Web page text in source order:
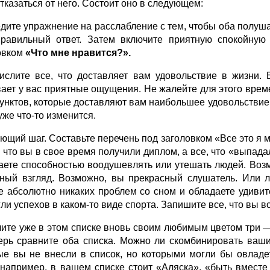
от него. Состоит оно в следующем:
упражнение на расслабление с тем, чтобы оба
ответ. Затем включите приятную
«Что мне нравится?».
все, что доставляет вам удовольствие в
у вас приятные ощущения. Не жалейте для этого
которые доставляют вам наибольшее
что-то изменится.
шаг. Составьте перечень под заголовком «Все это я
что вы в свое время получили диплом, а все, что
способностью воодушевлять или утешать людей.
взгляд. Возможно, вы прекрасный слушатель. Или
абсолютно никаких проблем со сном и обладаете
успехов в каком-то виде спорта. Запишите все, что вы
уже в этом списке вновь своим любимым цветом три
сравните оба списка. Можно ли скомбинировать
вы не внесли в список, но которыми могли бы
в вашем списке стоит «Аляска», «быть